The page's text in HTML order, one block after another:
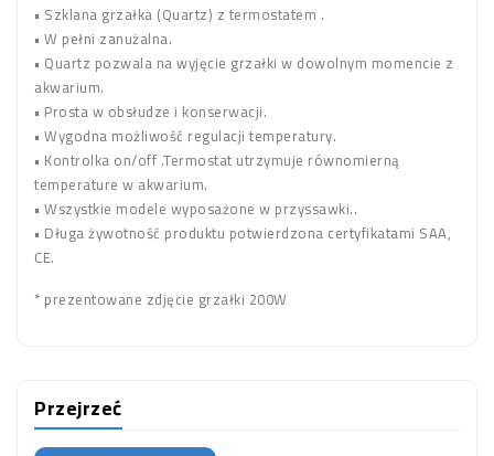
• Szklana grzałka (Quartz) z termostatem .
• W pełni zanużalna.
• Quartz pozwala na wyjęcie grzałki w dowolnym momencie z
akwarium.
• Prosta w obsłudze i konserwacji.
• Wygodna możliwość regulacji temperatury.
• Kontrolka on/off .Termostat utrzymuje równomierną
temperature w akwarium.
• Wszystkie modele wyposażone w przyssawki..
• Długa żywotność produktu potwierdzona certyfikatami SAA,
CE.
* prezentowane zdjęcie grzałki 200W
Przejrzeć